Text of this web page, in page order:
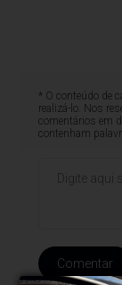
* O conteúdo de
realizá-lo. Nos
comentários em
contenham
Comentar